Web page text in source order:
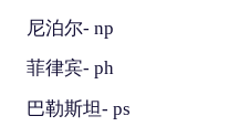
尼泊尔- np
菲律宾- ph
巴勒斯坦- ps